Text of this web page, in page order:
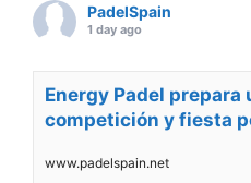
PadelSpain
1 day ago
Energy Padel prepara
competición y fiesta
www.padelspain.net